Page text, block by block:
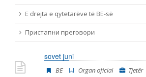
Nga rrjeti 23
Data e shpalljes
E drejta e qytetarëve të BE-së
Пристапни преговори
sovet juni
BE Organ oficial Tjetër